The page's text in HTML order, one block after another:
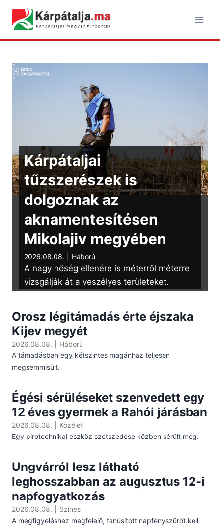
content
Kárpátaljai
tűzszerészek is
dolgoznak az
aknamentesítésen
Mikolajiv megyében
2026.08.08. Háború
A nagy hőség ellenére is méterről méterre
vizsgálják át a veszélyes területeket.
Orosz légitámadás érte éjszaka
Kijev megyét
2026.08.08.
Háború
A támadásban egy kétszintes magánház teljesen
megsemmisült.
Égési sérüléseket szenvedett egy
12 éves gyermek a Rahói járásban
2026.08.08.
Közélet
Egy pirotechnikai eszköz szétszedése közben sérült meg.
Ungvárról lesz látható
leghosszabban az augusztus 12-i
napfogyatkozás
2026.08.08.
Színes
A megfigyeléshez megfelelő, tanúsított napfényszűrőt kell